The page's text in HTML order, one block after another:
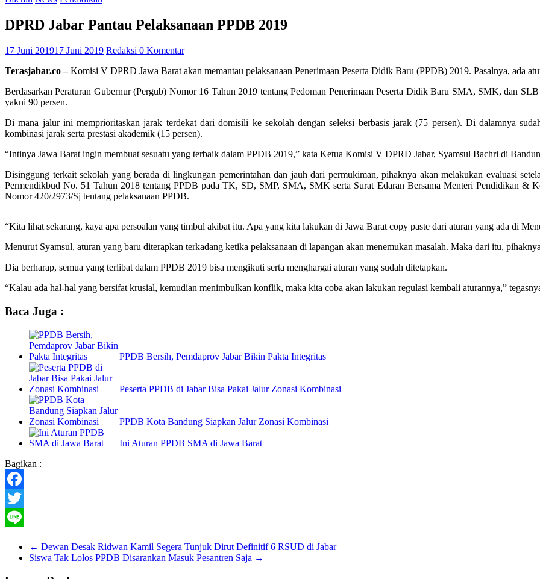
DPRD Jabar Pantau Pelaksanaan PPDB 2019
17 Juni 201917 Juni 2019 Redaksi 0 Komentar
Terasjabar.co –Komisi V DPRD Jawa Barat akan memantau pelaksanaan Penerimaan Peserta Didik Baru (PPDB) 2019. Pasalnya, ada
Berdasarkan Peraturan Gubernur (Pergub) Nomor 16 Tahun 2019 tentang Pedoman Penerimaan Peserta Didik Baru SMA, SMK, dan
yakni 90 persen.
Di mana jalur ini memprioritaskan jarak terdekat dari domisili ke sekolah dengan seleksi berbasis jarak (75 persen). Di dalamnya
kombinasi jarak serta prestasi akademik (15 persen).
“Intinya Jawa Barat ingin membuat sesuatu yang terbaik dalam PPDB 2019,” kata Ketua Komisi V DPRD Jabar, Syamsul Bachri di
Disinggung terkait sekolah yang berada di lingkungan pemerintahan dan jauh dari permukiman, pihaknya akan melakukan evaluasi
Permendikbud No. 51 Tahun 2018 tentang PPDB pada TK, SD, SMP, SMA, SMK serta Surat Edaran Bersama Menteri Pendidikan &
Nomor 420/2973/Sj tentang pelaksanaan PPDB.
“Kita lihat sekarang, kaya apa persoalan yang timbul akibat itu. Apa yang kita lakukan di Jawa Barat copy paste dari aturan yang ada di
Menurut Syamsul, aturan yang baru diterapkan terkadang ketika pelaksanaan di lapangan akan menemukan masalah. Maka dari itu,
Dia berharap, semua yang terlibat dalam PPDB 2019 bisa mengikuti serta menghargai aturan yang sudah ditetapkan.
“Kalau ada hal-hal yang bersifat krusial, kemudian menimbulkan konflik, maka kita coba akan lakukan regulasi kembali aturannya,”
Baca Juga :
PPDB Bersih, Pemdaprov Jabar Bikin Pakta Integritas
Peserta PPDB di Jabar Bisa Pakai Jalur Zonasi Kombinasi
PPDB Kota Bandung Siapkan Jalur Zonasi Kombinasi
Ini Aturan PPDB SMA di Jawa Barat
Bagikan :
Facebook
Twitter
← Dewan Desak Ridwan Kamil Segera Tunjuk Dirut Definitif 6 RSUD di Jabar
Siswa Tak Lolos PPDB Disarankan Masuk Pesantren Saja →